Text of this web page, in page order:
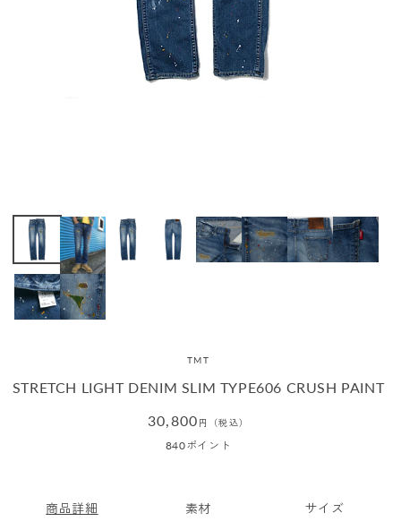
TMT
STRETCH LIGHT DENIM SLIM TYPE606 CRUSH PAINT
通
30,800 円（税込）
840ポイント
商品詳細 素材 サイズ